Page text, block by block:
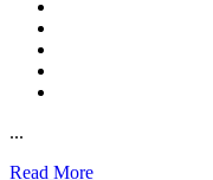
...
Read More